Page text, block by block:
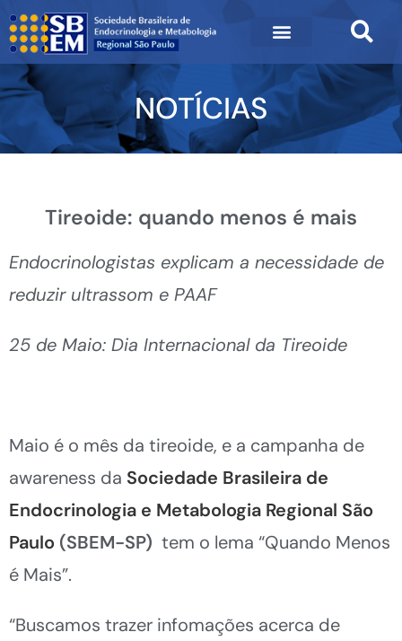
NOTÍCIAS
Tireoide: quando menos é mais
Endocrinologistas explicam a necessidade de
reduzir ultrassom e PAAF
25 de Maio: Dia Internacional da Tireoide
Maio é o mês da tireoide, e a campanha de
awareness da Sociedade Brasileira de
Endocrinologia e Metabologia Regional São
Paulo (SBEM-SP) tem o lema “Quando Menos
é Mais”.
“Buscamos trazer infomações acerca de